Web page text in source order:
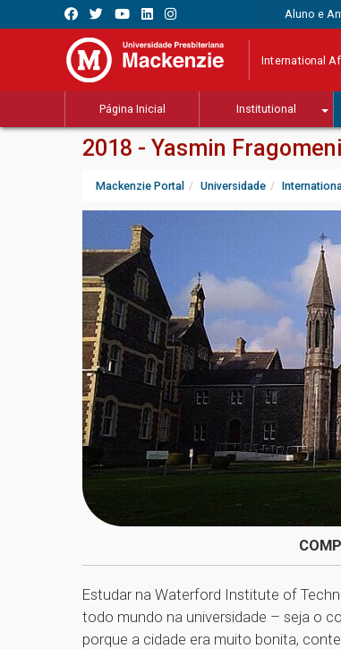
Aluno e
International
Página Inicial Institutional
2018 - Yasmin
Mackenzie Portal Universidade
Estudar na Waterford Institute of
todo mundo na universidade – seja o
porque a cidade era muito bonita,